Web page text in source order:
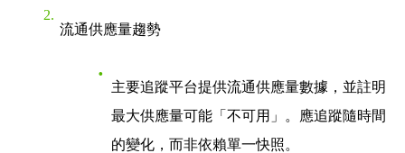
流通供應量趨勢
主要追蹤平台提供流通供應量數據，並註明
最大供應量可能「不可用」。應追蹤隨時間
的變化，而非依賴單一快照。